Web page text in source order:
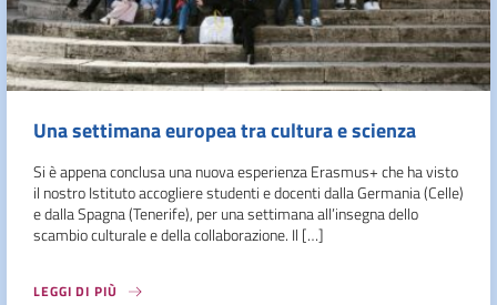
Una settimana europea tra cultura e scienza
Si è appena conclusa una nuova esperienza Erasmus+ che ha visto
il nostro Istituto accogliere studenti e docenti dalla Germania (Celle)
e dalla Spagna (Tenerife), per una settimana all’insegna dello
scambio culturale e della collaborazione. Il […]
LEGGI DI PIÙ